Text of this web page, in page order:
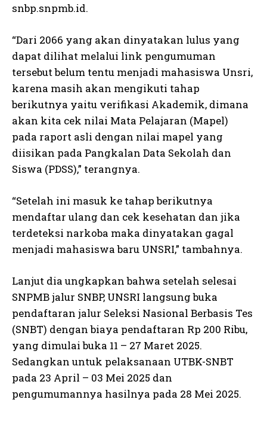
snbp.snpmb.id.
“Dari 2066 yang akan dinyatakan lulus yang
dapat dilihat melalui link pengumuman
tersebut belum tentu menjadi mahasiswa Unsri,
karena masih akan mengikuti tahap
berikutnya yaitu verifikasi Akademik, dimana
akan kita cek nilai Mata Pelajaran (Mapel)
pada raport asli dengan nilai mapel yang
diisikan pada Pangkalan Data Sekolah dan
Siswa (PDSS),” terangnya.
“Setelah ini masuk ke tahap berikutnya
mendaftar ulang dan cek kesehatan dan jika
terdeteksi narkoba maka dinyatakan gagal
menjadi mahasiswa baru UNSRI,” tambahnya.
Lanjut dia ungkapkan bahwa setelah selesai
SNPMB jalur SNBP, UNSRI langsung buka
pendaftaran jalur Seleksi Nasional Berbasis Tes
(SNBT) dengan biaya pendaftaran Rp 200 Ribu,
yang dimulai buka 11 – 27 Maret 2025.
Sedangkan untuk pelaksanaan UTBK-SNBT
pada 23 April – 03 Mei 2025 dan
pengumumannya hasilnya pada 28 Mei 2025.